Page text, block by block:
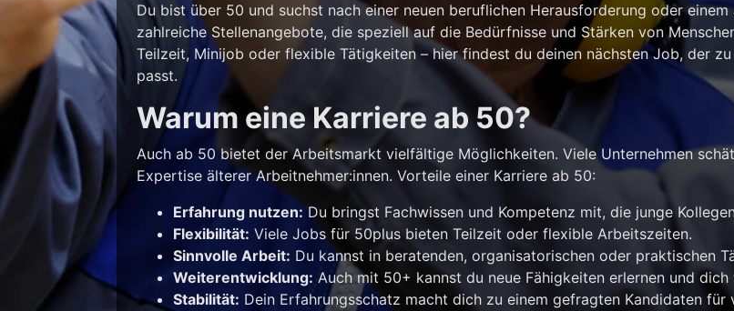
Du bist über 50 und suchst nach einer neuen beruflichen Herausforderung oder
zahlreiche Stellenangebote, die speziell auf die Bedürfnisse und Stärken von
Teilzeit, Minijob oder flexible Tätigkeiten – hier findest du deinen nächsten Job, der
passt.
Warum eine Karriere ab 50?
Auch ab 50 bietet der Arbeitsmarkt vielfältige Möglichkeiten. Viele Unternehmen
Expertise älterer Arbeitnehmer:innen. Vorteile einer Karriere ab 50:
Erfahrung nutzen: Du bringst Fachwissen und Kompetenz mit, die junge
Flexibilität: Viele Jobs für 50plus bieten Teilzeit oder flexible Arbeitszeiten.
Sinnvolle Arbeit: Du kannst in beratenden, organisatorischen oder praktischen
Weiterentwicklung: Auch mit 50+ kannst du neue Fähigkeiten erlernen und
Stabilität: Dein Erfahrungsschatz macht dich zu einem gefragten Kandidaten für